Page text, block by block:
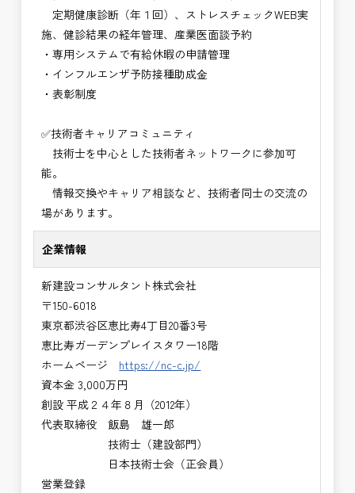
定期健康診断（年１回）、ストレスチェックWEB実
施、健診結果の経年管理、産業医面談予約
・専用システムで有給休暇の申請管理
・インフルエンザ予防接種助成⾦
・表彰制度
✅技術者キャリアコミュニティ
技術士を中心とした技術者ネットワークに参加可
能。
情報交換やキャリア相談など、技術者同士の交流の
場があります。
企業情報
新建設コンサルタント株式会社
〒150-6018
東京都渋谷区恵比寿4丁目20番3号
恵比寿ガーデンプレイスタワー18階
ホームページ https://nc-c.jp/
資本金 3,000万円
創設 平成２４年８月（2012年）
代表取締役 飯島 雄一郎
技術士（建設部門）
日本技術士会（正会員）
営業登録